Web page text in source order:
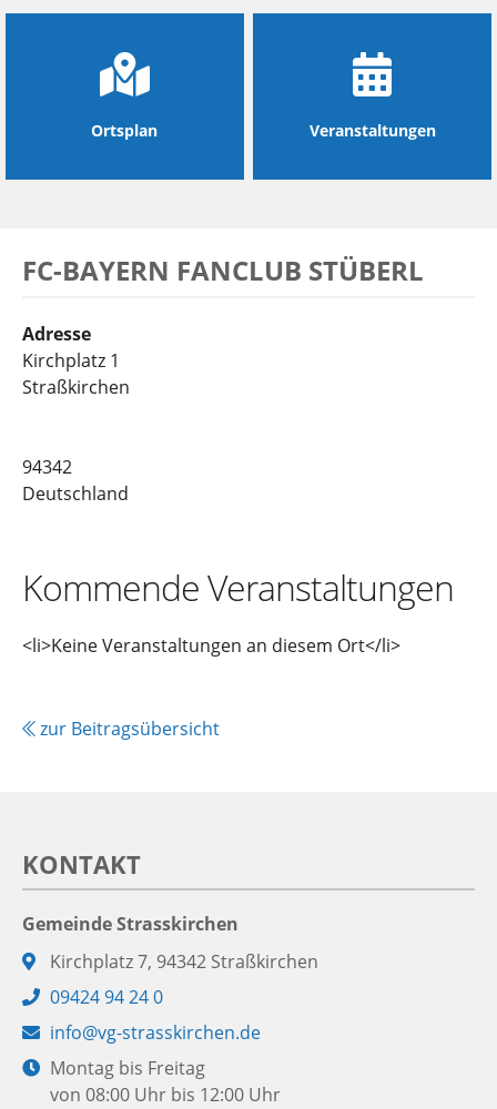
Ortsplan Veranstaltungen
FC-BAYERN FANCLUB STÜBERL
Adresse
Kirchplatz 1
Straßkirchen
94342
Deutschland
Kommende Veranstaltungen
<li>Keine Veranstaltungen an diesem Ort</li>
zur Beitragsübersicht
KONTAKT
Gemeinde Strasskirchen
Adresse:
Kirchplatz 7, 94342 Straßkirchen
Telefon:
09424 94 24 0
E-
Mail:
info@vg-strasskirchen.de
Öffnungszeiten:
Montag bis Freitag
von 08:00 Uhr bis 12:00 Uhr